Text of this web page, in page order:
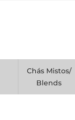
Chás Mistos/
Blends